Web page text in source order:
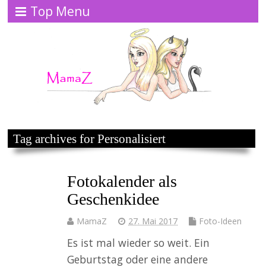
Top Menu
Tag archives for Personalisiert
Fotokalender als
Geschenkidee
MamaZ 27. Mai 2017 Foto-Ideen
Es ist mal wieder so weit. Ein
Geburtstag oder eine andere